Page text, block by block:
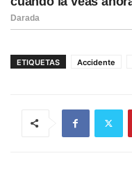
ETIQUETAS Accidente